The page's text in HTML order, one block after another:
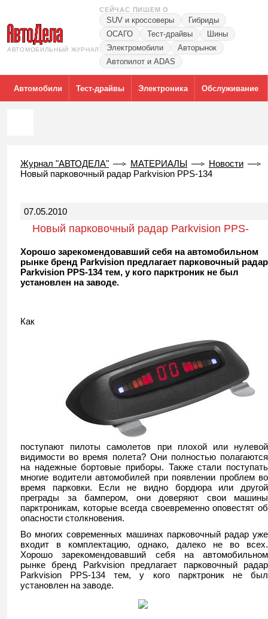
АВТОМОБИЛЬНЫЙ ЖУРНАЛ
СЕЙЧАС ПИШЕМ О
SUV и кроссоверы
Гибриды
ОСАГО
Тест-драйвы
Шины
Электромобили
Авторынок
Автопилот и ADAS
Автомобили Тест-драйвы Электроника Обслуживание
Журнал "АВТОДЕЛА" МАТЕРИАЛЫ
Новости
Новый парковочный радар Parkvision PPS-134
07.05.2010
Новый парковочный радар Parkvision PPS-
Хорошо зарекомендовавший себя на автомобильном
рынке бренд Parkvision предлагает парковочный радар
Parkvision PPS-134 тем, у кого парктроник не был
установлен на заводе.
Как
поступают пилоты самолетов при плохой или нулевой
видимости во время полета? Они полностью полагаются
на надежные бортовые приборы. Также стали поступать
многие водители автомобилей при появлении проблем во
время парковки. Если не видно бордюра или другой
преграды за бампером, они доверяют свои машины
парктроникам, которые всегда своевременно оповестят об
опасности столкновения.
Во многих современных машинах парковочный радар уже
входит в комплектацию, однако, далеко не во всех.
Хорошо зарекомендовавший себя на автомобильном
рынке бренд Parkvision предлагает парковочный радар
Parkvision PPS-134 тем, у кого парктроник не был
установлен на заводе.